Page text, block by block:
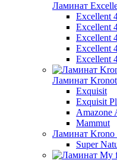
Ламинат
Excellent
Excellent
Excellent
Excellent
Excellent
Ламинат
Exquisit
Exquisit
Amazone
Mammut
Ламинат Krono
Super